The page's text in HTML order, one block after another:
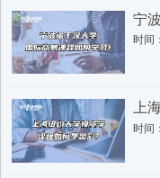
宁
时间
上
时间